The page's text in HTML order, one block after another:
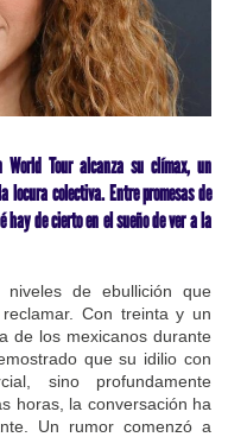
Tour alcanza su clímax, un
colectiva. Entre promesas de
hay de cierto en el sueño de ver a la
niveles de ebullición que
Con treinta y un
de los mexicanos durante
que su idilio con
sino profundamente
horas, la conversación ha
Un rumor comenzó a